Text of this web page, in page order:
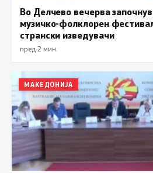
Во Делчево вечерва
музичко-фолклорен
странски изведувачи
пред 2 мин.
МАКЕДОНИЈА